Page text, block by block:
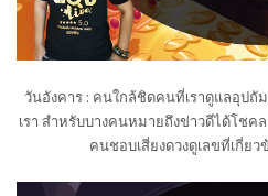
วันอังคาร : คนใกล้ชิดคนที่เราดูแลอุป
เรา สำหรับบางคนหมายถึงข่าวดีได้โชค
คนชอบเสี่ยงดวงดูเลขที่เกี่ย